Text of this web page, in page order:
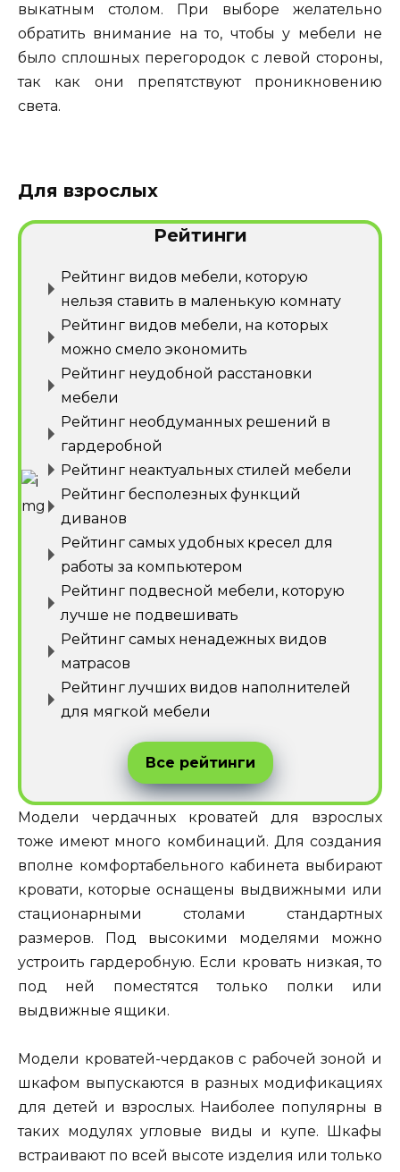
выкатным столом. При выборе желательно
обратить внимание на то, чтобы у мебели не
было сплошных перегородок с левой стороны,
так как они препятствуют проникновению
света.
Для взрослых
Рейтинги
Рейтинг видов мебели, которую
нельзя ставить в маленькую комнату
Рейтинг видов мебели, на которых
можно смело экономить
Рейтинг неудобной расстановки
мебели
Рейтинг необдуманных решений в
гардеробной
Рейтинг неактуальных стилей мебели
Рейтинг бесполезных функций
диванов
Рейтинг самых удобных кресел для
работы за компьютером
Рейтинг подвесной мебели, которую
лучше не подвешивать
Рейтинг самых ненадежных видов
матрасов
Рейтинг лучших видов наполнителей
для мягкой мебели
Все рейтинги
Модели чердачных кроватей для взрослых
тоже имеют много комбинаций. Для создания
вполне комфортабельного кабинета выбирают
кровати, которые оснащены выдвижными или
стационарными столами стандартных
размеров. Под высокими моделями можно
устроить гардеробную. Если кровать низкая, то
под ней поместятся только полки или
выдвижные ящики.
Модели кроватей-чердаков с рабочей зоной и
шкафом выпускаются в разных модификациях
для детей и взрослых. Наиболее популярны в
таких модулях угловые виды и купе. Шкафы
встраивают по всей высоте изделия или только